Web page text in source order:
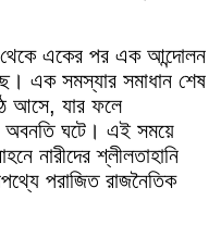
থেকে একের পর এক আন্দোলন
এক সমস্যার সমাধান শেষ
আসে, যার ফলে
ঘটে। এই সময়ে
নারীদের শ্লীলতাহানি
পরাজিত রাজনৈতিক